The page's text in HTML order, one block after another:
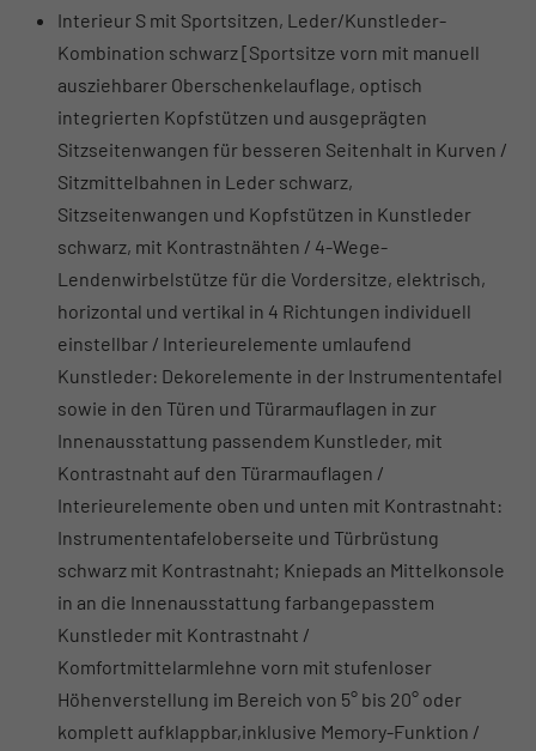
Interieur S mit Sportsitzen, Leder/Kunstleder-
Kombination schwarz [Sportsitze vorn mit manuell
ausziehbarer Oberschenkelauflage, optisch
integrierten Kopfstützen und ausgeprägten
Sitzseitenwangen für besseren Seitenhalt in Kurven /
Sitzmittelbahnen in Leder schwarz,
Sitzseitenwangen und Kopfstützen in Kunstleder
schwarz, mit Kontrastnähten / 4-Wege-
Lendenwirbelstütze für die Vordersitze, elektrisch,
horizontal und vertikal in 4 Richtungen individuell
einstellbar / Interieurelemente umlaufend
Kunstleder: Dekorelemente in der Instrumententafel
sowie in den Türen und Türarmauflagen in zur
Innenausstattung passendem Kunstleder, mit
Kontrastnaht auf den Türarmauflagen /
Interieurelemente oben und unten mit Kontrastnaht:
Instrumententafeloberseite und Türbrüstung
schwarz mit Kontrastnaht; Kniepads an Mittelkonsole
in an die Innenausstattung farbangepasstem
Kunstleder mit Kontrastnaht /
Komfortmittelarmlehne vorn mit stufenloser
Höhenverstellung im Bereich von 5° bis 20° oder
komplett aufklappbar,inklusive Memory-Funktion /